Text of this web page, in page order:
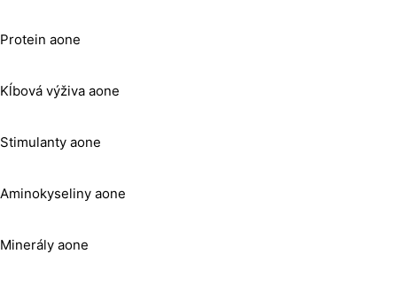
Protein aone
Kĺbová výživa aone
Stimulanty aone
Aminokyseliny aone
Minerály aone